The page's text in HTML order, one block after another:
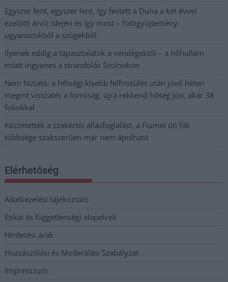
Egyszer fent, egyszer lent, így festett a Duna a két évvel
ezelőtti árvíz idején és így most – fotógyűjtemény
ugyanazokból a szögekből
Ilyenek eddig a tapasztalatok a vendégektől – a hőhullám
miatt ingyenes a strandolás Szolnokon
Nem biztató: a hétvégi kisebb felfrissülés után jövő héten
megint visszatér a forróság, újra rekkenő hőség jön, akár 38
fokokkal
Közzétették a szakértői állásfoglalást, a Fiumei úti fák
többsége szakszerűen már nem ápolható
Elérhetőség
Adatkezelési tájékoztató
Etikai és függetlenségi alapelvek
Hirdetési árak
Hozzászólási és Moderálási Szabályzat
Impresszum